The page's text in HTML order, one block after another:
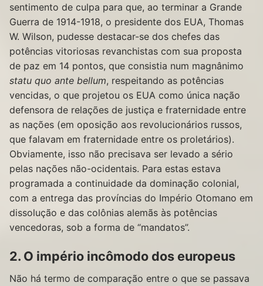
sentimento de culpa para que, ao terminar a Grande
Guerra de 1914-1918, o presidente dos EUA, Thomas
W. Wilson, pudesse destacar-se dos chefes das
potências vitoriosas revanchistas com sua proposta
de paz em 14 pontos, que consistia num magnânimo
statu quo ante bellum, respeitando as potências
vencidas, o que projetou os EUA como única nação
defensora de relações de justiça e fraternidade entre
as nações (em oposição aos revolucionários russos,
que falavam em fraternidade entre os proletários).
Obviamente, isso não precisava ser levado a sério
pelas nações não-ocidentais. Para estas estava
programada a continuidade da dominação colonial,
com a entrega das províncias do Império Otomano em
dissolução e das colônias alemãs às potências
vencedoras, sob a forma de “mandatos”.
2. O império incômodo dos europeus
Não há termo de comparação entre o que se passava